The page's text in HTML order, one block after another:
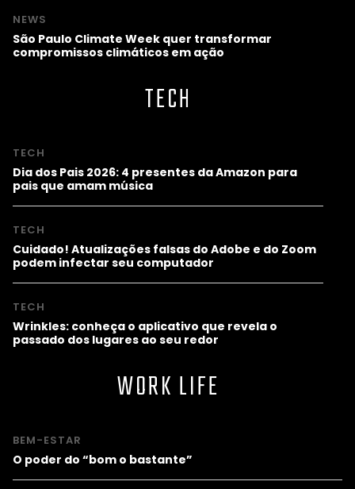
NEWS
São Paulo Climate Week quer transformar
compromissos climáticos em ação
TECH
TECH
Dia dos Pais 2026: 4 presentes da Amazon para
pais que amam música
TECH
Cuidado! Atualizações falsas do Adobe e do Zoom
podem infectar seu computador
TECH
Wrinkles: conheça o aplicativo que revela o
passado dos lugares ao seu redor
WORK LIFE
BEM-ESTAR
O poder do “bom o bastante”